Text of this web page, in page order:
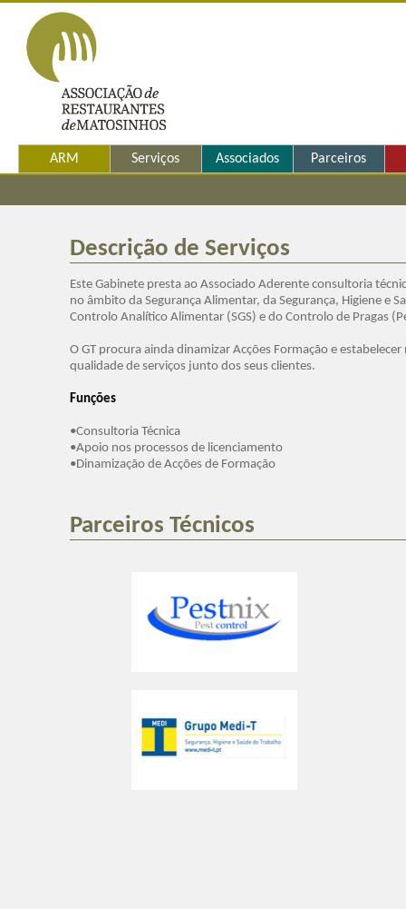
ARM Serviços Associados Parceiros
Descrição de Serviços
Este Gabinete presta ao Associado Aderente consultoria
no âmbito da Segurança Alimentar, da Segurança, Higiene e
Controlo Analítico Alimentar (SGS) e do Controlo de Pragas
O GT procura ainda dinamizar Acções Formação e
qualidade de serviços junto dos seus clientes.
Funções
•Consultoria Técnica
•Apoio nos processos de licenciamento
•Dinamização de Acções de Formação
Parceiros Técnicos